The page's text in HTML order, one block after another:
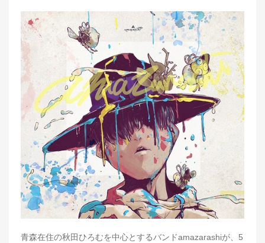
青森在住の秋田ひろむを中心とするバンドamazarashiが、5